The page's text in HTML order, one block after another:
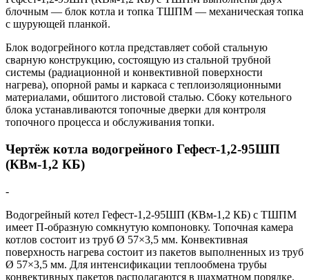
блочным — блок котла и топка ТШПМ — механическая топка
с шурующей планкой.
Блок водогрейного котла представляет собой стальную
сварную конструкцию, состоящую из стальной трубной
системы (радиационной и конвективной поверхности
нагрева), опорной рамы и каркаса с теплоизоляционными
материалами, обшитого листовой сталью. Сбоку котельного
блока устанавливаются топочные дверки для контроля
топочного процесса и обслуживания топки.
Чертёж котла водогрейного Гефест-1,2-95ШП
(КВм-1,2 КБ)
-
Водогрейный котел Гефест-1,2-95ШП (КВм-1,2 КБ) с ТШПМ
имеет П-образную сомкнутую компоновку. Топочная камера
котлов состоит из труб Ø 57×3,5 мм. Конвективная
поверхность нагрева состоит из пакетов выполненных из труб
Ø 57×3,5 мм. Для интенсификации теплообмена трубы
конвективных пакетов располагаются в шахматном порядке.